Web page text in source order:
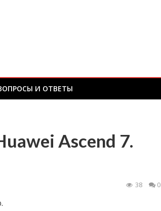
И ОТВЕТЫ
Ascend 7.
38 0